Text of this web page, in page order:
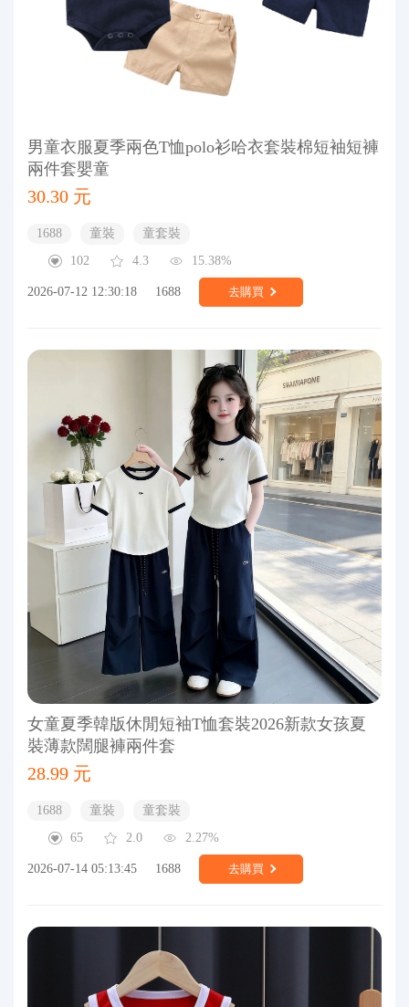
男童衣服夏季兩色T恤polo衫哈衣套裝棉短袖短褲
兩件套嬰童
30.30 元
1688 童裝
童套裝
102
4.3 15.38%
2026-07-12 12:30:18 1688 去購買
女童夏季韓版休閒短袖T恤套裝2026新款女孩夏
裝薄款闊腿褲兩件套
28.99 元
1688 童裝
童套裝
65
2.0 2.27%
2026-07-14 05:13:45 1688 去購買